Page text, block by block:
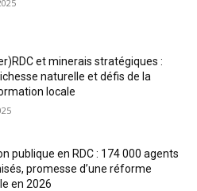
et minerais stratégiques :
naturelle et défis de la
locale
publique en RDC : 174 000 agents
promesse d’une réforme
en 2026